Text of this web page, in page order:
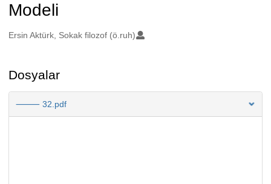
Modeli
Oluşturanlar
Ersin Aktürk, Sokak filozof (ö.ruh)
Dosyalar
⸻ 32.pdf